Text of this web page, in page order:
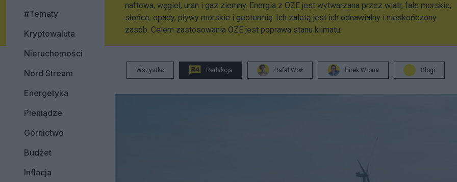
#Tematy
Kryptowaluta
Nieruchomości
Nord Stream
Energetyka
Pieniądze
Górnictwo
Budżet
Inflacja
naftowa, węgiel, uran i gaz ziemny. Energia z OZE jest wytwarzana przez wiatr, fale morskie,
słońce, opady, pływy morskie i geotermię. Ich zaletą jest ich odnawialny i nieskończony
zasób. Celem zastosowania OZE jest poprawa stanu klimatu.
Wszystko Redakcja Rafał Woś Hirek Wrona Blogi